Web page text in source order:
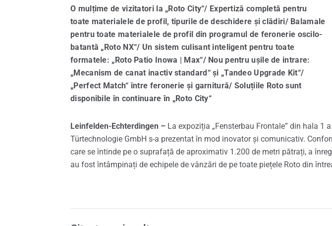
Piese de schimb Roto
Service pentru ferestre și uși
O mulțime de vizitatori la „Roto City“/ Expertiză completă pentru
toate materialele de profil, tipurile de deschidere și clădiri/ Balamale
pentru toate materialele de profil din programul de feronerie oscilo-
batantă „Roto NX“/ Un sistem culisant inteligent pentru toate
formatele: „Roto Patio Inowa | Max“/ Nou pentru ușile de intrare:
„Mecanism de canat inactiv standard“ și „Tandeo Upgrade Kit“/
„Perfect Match“ între feronerie și garnitură/ Soluțiile Roto sunt
disponibile în continuare în „Roto City“
Leinfelden-Echterdingen – La expoziția „Fensterbau Frontale” din hala 1
Türtechnologie GmbH s-a prezentat în mod inovator și comunicativ.
care se întinde pe o suprafață de aproximativ 1.200 de metri pătrați, a
au fost întâmpinați de echipele de vânzări de pe toate piețele Roto din